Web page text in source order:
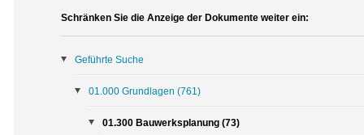
Schränken Sie die Anzeige der Dokumente weiter ein:
Geführte Suche
01.000 Grundlagen (761)
01.300 Bauwerksplanung (73)